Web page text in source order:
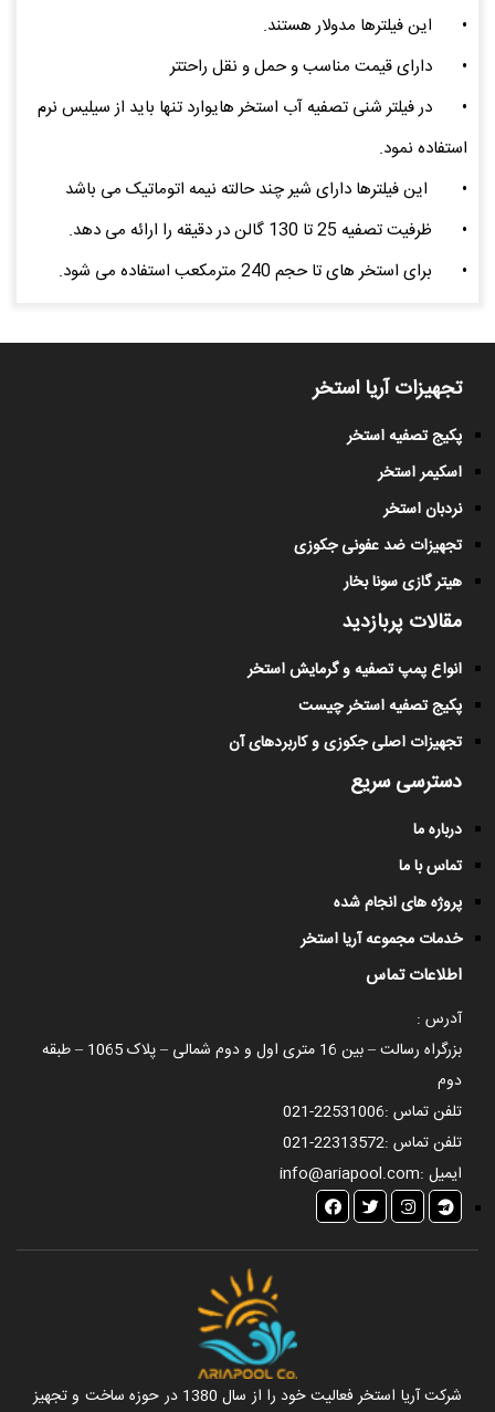
•
این فیلترها مدولار هستند.
•
دارای قیمت مناسب و حمل و نقل راحتتر
•
در فیلتر شنی تصفیه آب استخر هایوارد تنها باید از سیلیس نرم
استفاده نمود.
•
این فیلترها دارای شیر چند حالته نیمه اتوماتیک می باشد
•
ظرفیت تصفیه 25 تا 130 گالن در دقیقه را ارائه می دهد.
•
برای استخر های تا حجم 240 مترمکعب استفاده می شود.
تجهیزات آریا استخر
پکیج تصفیه استخر
اسکیمر استخر
نردبان استخر
تجهیزات ضد عفونی جکوزی
هیتر گازی سونا بخار
مقالات پربازدید
انواع پمپ تصفیه و گرمایش استخر
پکیج تصفیه استخر چیست
تجهیزات اصلی جکوزی و کاربردهای آن
دسترسی سریع
درباره ما
تماس با ما
پروژه های انجام شده
خدمات مجموعه آریا استخر
اطلاعات تماس
آدرس :
بزرگراه رسالت – بین 16 متری اول و دوم شمالی – پلاک 1065 – طبقه
دوم
تلفن تماس :021-22531006
تلفن تماس :021-22313572
ایمیل :info@ariapool.com
شرکت آریا استخر فعالیت خود را از سال 1380 در حوزه ساخت و تجهیز